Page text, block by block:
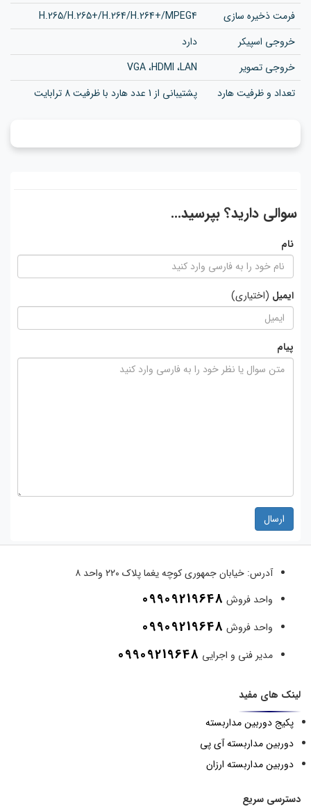
فرمت ذخیره سازی
H.265/H.265+/H.264/H.264+/MPEG4
خروجی اسپیکر
دارد
خروجی تصویر
VGA ،HDMI ،LAN
تعداد و ظرفیت هارد
پشتیبانی از 1 عدد هارد با ظرفیت 8 ترابایت
سوالی دارید؟ بپرسید...
نام
ایمیل (اختیاری)
پیام
ارسال
آدرس: خیابان جمهوری کوچه یغما پلاک ۲۲۰ واحد ۸
واحد فروش 09909219648
واحد فروش 09909219648
مدیر فنی و اجرایی 09909219648
لینک های مفید
پکیج دوربین مداربسته
دوربین مداربسته آی پی
دوربین مداربسته ارزان
دسترسی سریع